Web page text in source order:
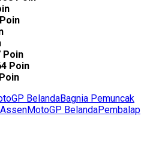
Poin
Poin
BelandaBagnia Pemuncak
MotoGP BelandaPembalap